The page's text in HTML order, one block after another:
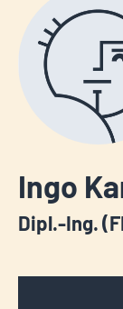
Ingo
Dipl.-Ing.